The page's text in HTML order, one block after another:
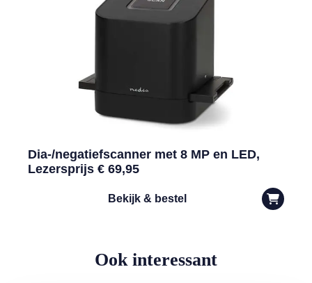
Dia-/negatiefscanner met 8 MP en LED,
Lezersprijs € 69,95
Bekijk & bestel
Ook interessant